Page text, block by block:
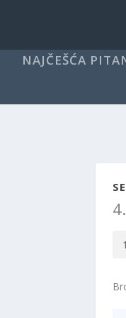
NAJČEŠĆA
i